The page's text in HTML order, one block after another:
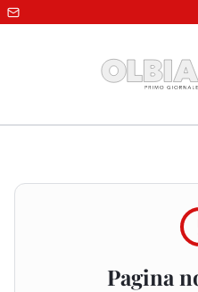
Pagina